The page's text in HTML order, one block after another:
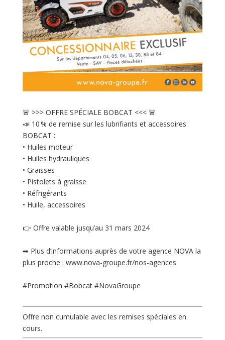
🚨 >>> OFFRE SPÉCIALE BOBCAT <<< 🚨
📣 10 % de remise sur les lubrifiants et accessoires
BOBCAT :
• Huiles moteur
• Huiles hydrauliques
• Graisses
• Pistolets à graisse
• Réfrigérants
• Huile, accessoires
👉 Offre valable jusqu’au 31 mars 2024
➡ Plus d’informations auprès de votre agence NOVA la
plus proche : www.nova-groupe.fr/nos-agences
#Promotion #Bobcat #NovaGroupe
Offre non cumulable avec les remises spéciales en
cours.